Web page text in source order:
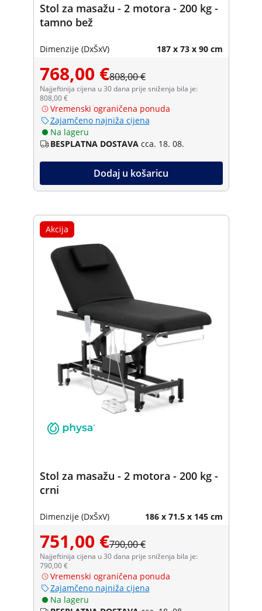
Stol za masažu - 2 motora - 200 kg -
tamno bež
Dimenzije (DxŠxV) 187 x 73 x 90 cm
768,00 €808,00 €
Najjeftinija cijena u 30 dana prije sniženja bila je:
808,00 €
Vremenski ograničena ponuda
Zajamčeno najniža cijena
Na lageru
BESPLATNA DOSTAVA cca. 18. 08.
Dodaj u košaricu
Akcija
Stol za masažu - 2 motora - 200 kg -
crni
Dimenzije (DxŠxV) 186 x 71.5 x 145 cm
751,00 €790,00 €
Najjeftinija cijena u 30 dana prije sniženja bila je:
790,00 €
Vremenski ograničena ponuda
Zajamčeno najniža cijena
Na lageru